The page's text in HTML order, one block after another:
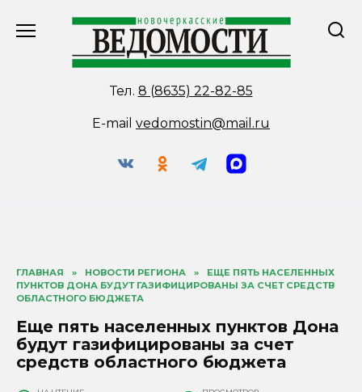
Тел. 8 (8635) 22-82-85
E-mail vedomostin@mail.ru
ГЛАВНАЯ » НОВОСТИ РЕГИОНА »
ЕЩЕ ПЯТЬ НАСЕЛЕННЫХ
ПУНКТОВ ДОНА БУДУТ ГАЗИФИЦИРОВАНЫ ЗА СЧЕТ СРЕДСТВ
ОБЛАСТНОГО БЮДЖЕТА
Еще пять населенных пунктов Дона
будут газифицированы за счет
средств областного бюджета